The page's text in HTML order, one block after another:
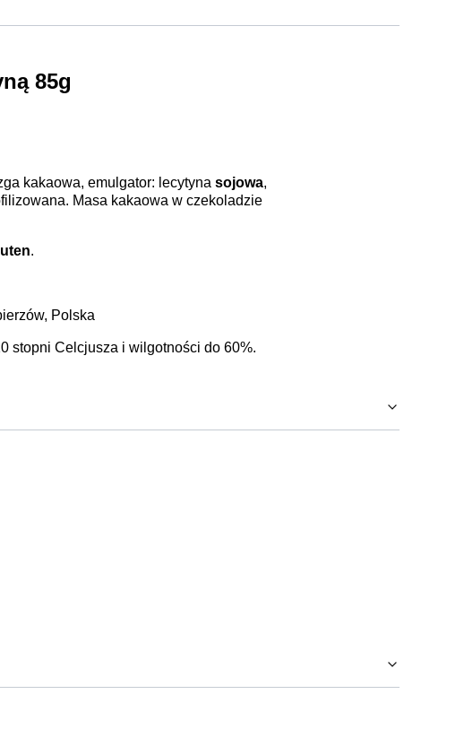
85g
kakaowa, emulgator: lecytyna sojowa,
Masa kakaowa w czekoladzie
.
Polska
stopni Celcjusza i wilgotności do 60%.